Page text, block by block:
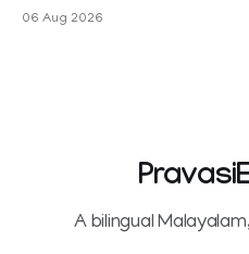
06 Aug 2026
A bilingual